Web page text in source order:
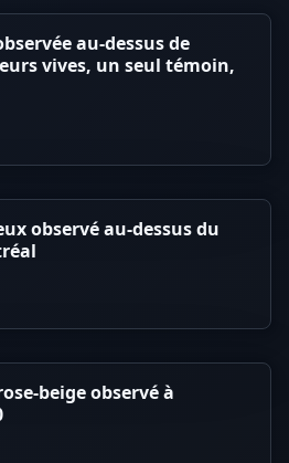
au-dessus de
vives, un seul témoin,
observé au-dessus du
beige observé à